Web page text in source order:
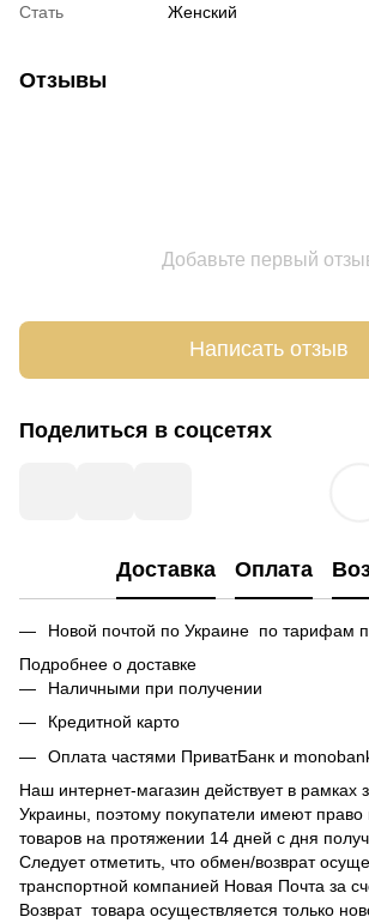
Стать
Женский
Отзывы
Добавьте первый
Написать отзыв
Поделиться в соцсетях
Доставка Оплата
Новой почтой по Украине по тарифам
Подробнее о доставке
Наличными при получении
Кредитной карто
Оплата частями ПриватБанк и
Наш интернет-магазин действует в рамках
Украины, поэтому покупатели имеют право
товаров на протяжении 14 дней с дня
Следует отметить, что обмен/возврат
транспортной компанией Новая Почта за
Возврат товара осуществляется только